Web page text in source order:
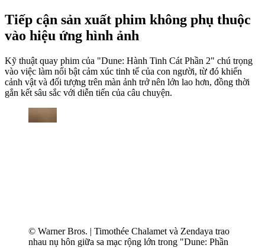
Tiếp cận sản xuất phim không phụ thuộc
vào hiệu ứng hình ảnh
Kỹ thuật quay phim của "Dune: Hành Tinh Cát Phần 2" chú trọng
vào việc làm nổi bật cảm xúc tinh tế của con người, từ đó khiến
cảnh vật và đối tượng trên màn ảnh trở nên lớn lao hơn, đồng thời
gắn kết sâu sắc với diễn tiến của câu chuyện.
© Warner Bros. | Timothée Chalamet và Zendaya trao
nhau nụ hôn giữa sa mạc rộng lớn trong "Dune: Phần